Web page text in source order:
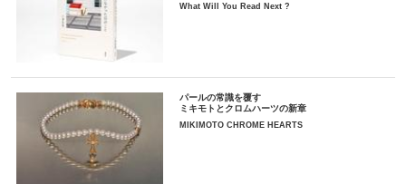
What Will You Read Next ?
パールの常識を覆す
ミキモトとクロムハーツの新章
MIKIMOTO CHROME HEARTS